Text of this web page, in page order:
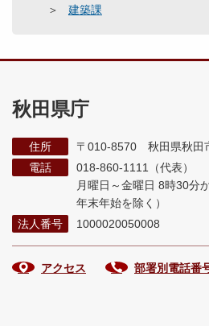
建築課
秋田県庁
住所
〒010-8570 秋田県秋田
電話
018-860-1111（代表）
月曜日～金曜日 8時30分
年末年始を除く）
法人番号
1000020050008
アクセス 部署別電話番